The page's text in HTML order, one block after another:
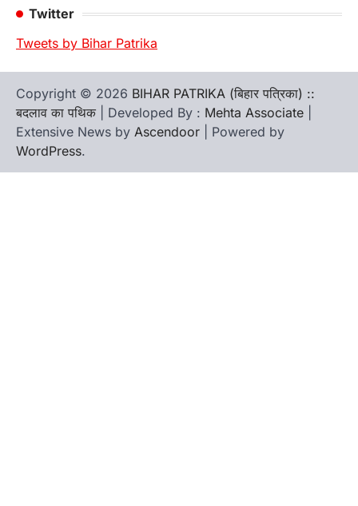
Twitter
Tweets by Bihar Patrika
Copyright © 2026 BIHAR PATRIKA (बिहार पत्रिका) ::
बदलाव का पथिक | Developed By : Mehta Associate
Extensive News by Ascendoor | Powered by
WordPress.